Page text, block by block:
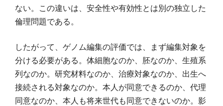
ない。この違いは、安全性や有効性とは別の独立した
倫理問題である。
したがって、ゲノム編集の評価では、まず編集対象を
分ける必要がある。体細胞なのか、胚なのか、生殖系
列なのか。研究材料なのか、治療対象なのか、出生へ
接続される対象なのか。本人が同意できるのか、代理
同意なのか、本人も将来世代も同意できないのか。影